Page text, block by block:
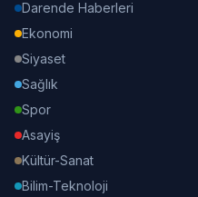
Darende Haberleri
Ekonomi
Siyaset
Sağlık
Spor
Asayiş
Kültür-Sanat
Bilim-Teknoloji